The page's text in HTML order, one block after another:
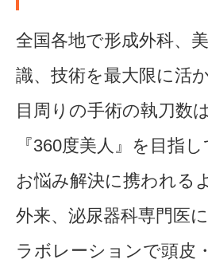
全国各地で形成外科、
識、技術を最大限に活
目周りの手術の執刀数
『360度美人』を目指
お悩み解決に携われる
外来、泌尿器科専門医
ラボレーションで頭皮